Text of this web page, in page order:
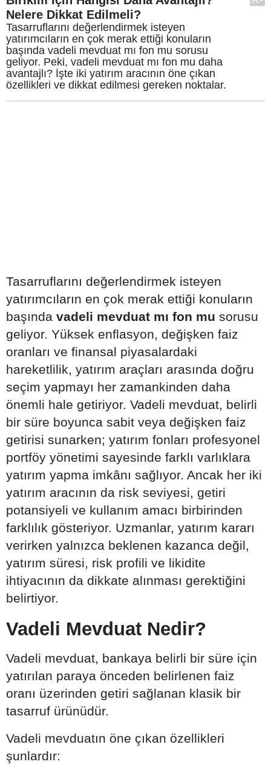
Nelere Dikkat Edilmeli?
Tasarruflarını değerlendirmek isteyen
yatırımcıların en çok merak ettiği konuların
başında vadeli mevduat mı fon mu sorusu
geliyor. Peki, vadeli mevduat mı fon mu daha
avantajlı? İşte iki yatırım aracının öne çıkan
özellikleri ve dikkat edilmesi gereken noktalar.
Tasarruflarını değerlendirmek isteyen
yatırımcıların en çok merak ettiği konuların
başında vadeli mevduat mı fon mu sorusu
geliyor. Yüksek enflasyon, değişken faiz
oranları ve finansal piyasalardaki
hareketlilik, yatırım araçları arasında doğru
seçim yapmayı her zamankinden daha
önemli hale getiriyor. Vadeli mevduat, belirli
bir süre boyunca sabit veya değişken faiz
getirisi sunarken; yatırım fonları profesyonel
portföy yönetimi sayesinde farklı varlıklara
yatırım yapma imkânı sağlıyor. Ancak her iki
yatırım aracının da risk seviyesi, getiri
potansiyeli ve kullanım amacı birbirinden
farklılık gösteriyor. Uzmanlar, yatırım kararı
verirken yalnızca beklenen kazanca değil,
yatırım süresi, risk profili ve likidite
ihtiyacının da dikkate alınması gerektiğini
belirtiyor.
Vadeli Mevduat Nedir?
Vadeli mevduat, bankaya belirli bir süre için
yatırılan paraya önceden belirlenen faiz
oranı üzerinden getiri sağlanan klasik bir
tasarruf ürünüdür.
Vadeli mevduatın öne çıkan özellikleri
şunlardır: